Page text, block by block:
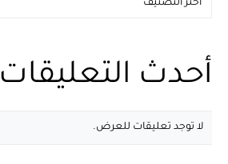
أحدث التعليقات
لا توجد تعليقات للعرض.